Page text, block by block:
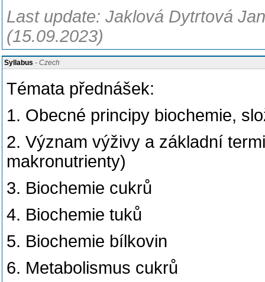
Last update: Jaklová Dytrtová
(15.09.2023)
Syllabus - Czech
Témata přednášek:
1. Obecné principy biochemie,
2. Význam výživy a základní
makronutrienty)
3. Biochemie cukrů
4. Biochemie tuků
5. Biochemie bílkovin
6. Metabolismus cukrů